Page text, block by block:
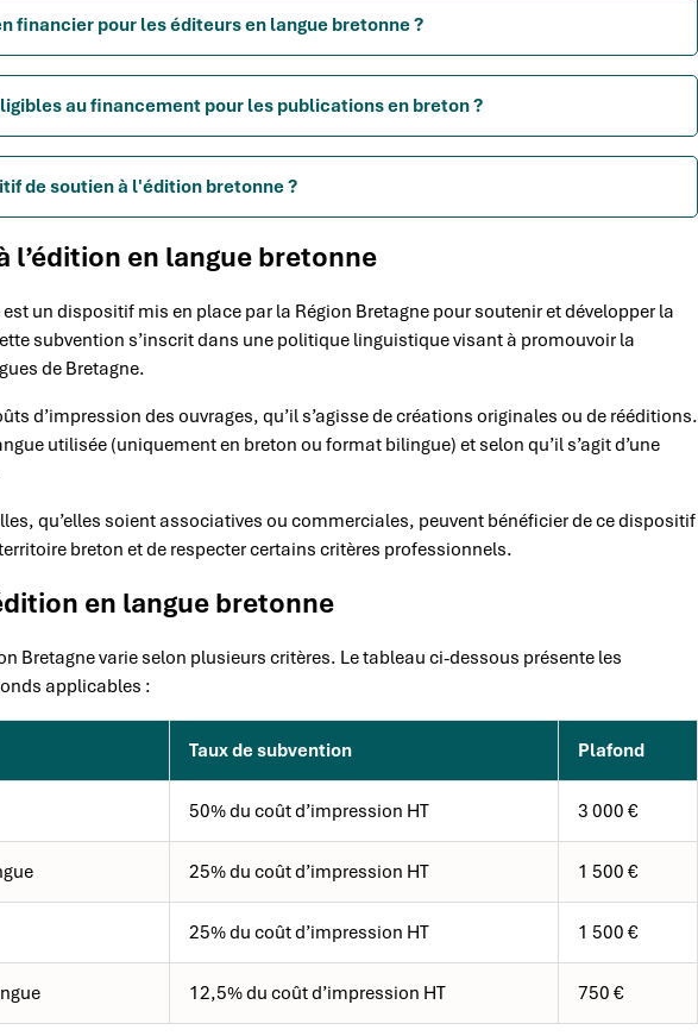
financier pour les éditeurs en langue bretonne ?
au financement pour les publications en breton ?
de soutien à l'édition bretonne ?
l’édition en langue bretonne
est un dispositif mis en place par la Région Bretagne pour soutenir et développer la
subvention s’inscrit dans une politique linguistique visant à promouvoir la
de Bretagne.
d’impression des ouvrages, qu’il s’agisse de créations originales ou de rééditions.
utilisée (uniquement en breton ou format bilingue) et selon qu’il s’agit d’une
qu’elles soient associatives ou commerciales, peuvent bénéficier de ce dispositif
breton et de respecter certains critères professionnels.
en langue bretonne
Bretagne varie selon plusieurs critères. Le tableau ci-dessous présente les
applicables :
Taux de subvention Plafond
50% du coût d’impression HT 3 000 €
25% du coût d’impression HT 1 500 €
25% du coût d’impression HT 1 500 €
12,5% du coût d’impression HT 750 €